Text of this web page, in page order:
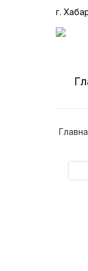
г.